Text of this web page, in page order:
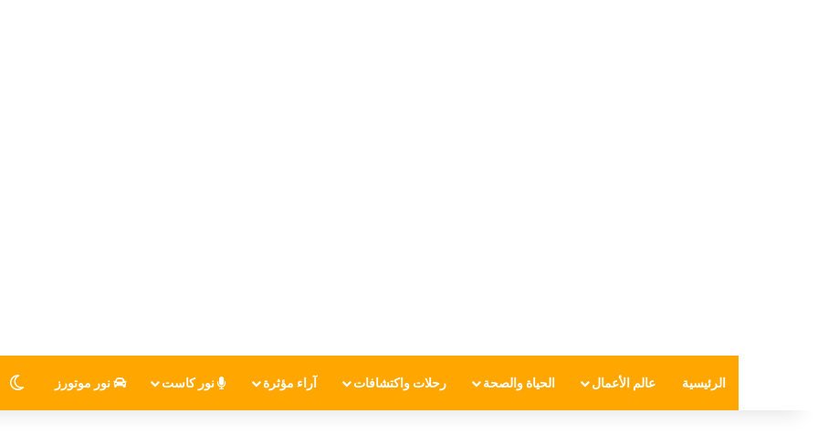
الرئيسية عالم الأعمال الحياة والصحة رحلات واكتشافات آراء مؤثرة نور كاست نور موتورز